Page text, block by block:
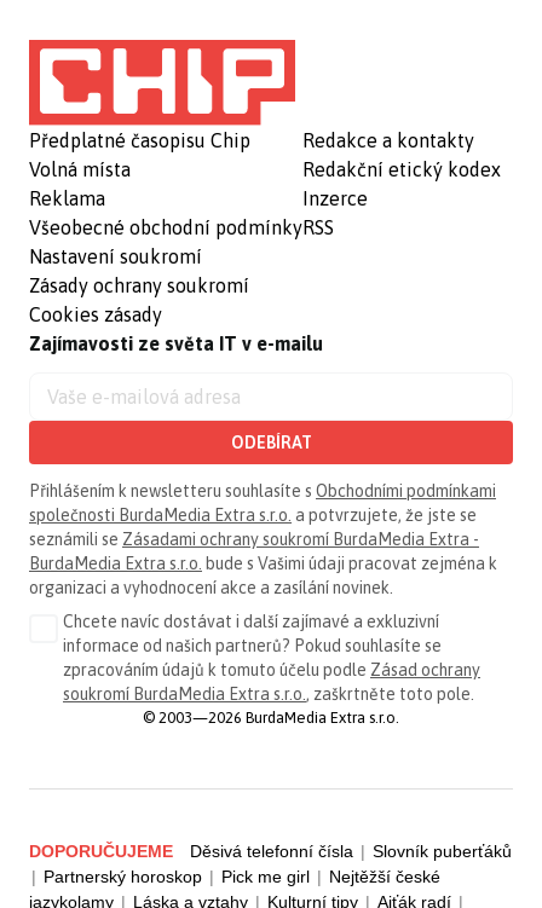
Předplatné časopisu Chip
Volná místa
Reklama
Všeobecné obchodní podmínky
Nastavení soukromí
Zásady ochrany soukromí
Cookies zásady
Redakce a kontakty
Redakční etický kodex
Inzerce
RSS
Zajímavosti ze světa IT v e-mailu
ODEBÍRAT
Přihlášením k newsletteru souhlasíte s Obchodními podmínkami
společnosti BurdaMedia Extra s.r.o. a potvrzujete, že jste se
seznámili se Zásadami ochrany soukromí BurdaMedia Extra -
BurdaMedia Extra s.r.o. bude s Vašimi údaji pracovat zejména k
organizaci a vyhodnocení akce a zasílání novinek.
Chcete navíc dostávat i další zajímavé a exkluzivní
informace od našich partnerů? Pokud souhlasíte se
zpracováním údajů k tomuto účelu podle Zásad ochrany
soukromí BurdaMedia Extra s.r.o. , zaškrtněte toto pole.
© 2003—2026 BurdaMedia Extra s.r.o.
DOPORUČUJEME Děsivá telefonní čísla | Slovník puberťáků
| Partnerský horoskop | Pick me girl | Nejtěžší české
jazykolamy | Láska a vztahy | Kulturní tipy | Ajťák radí |